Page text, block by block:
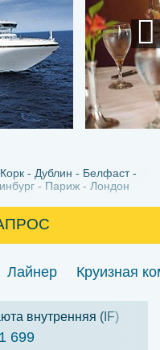
Корк Дублин
Белфаст
Париж Лондон
Лайнер Круизная
внутренняя (IF)
699